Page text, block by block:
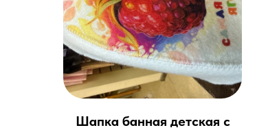
Шапка банная детская с